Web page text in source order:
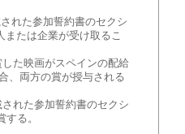
れた参加誓約書のセクシ
または企業が受け取るこ
た映画がスペインの配給
、両方の賞が授与される
れた参加誓約書のセクシ
る。